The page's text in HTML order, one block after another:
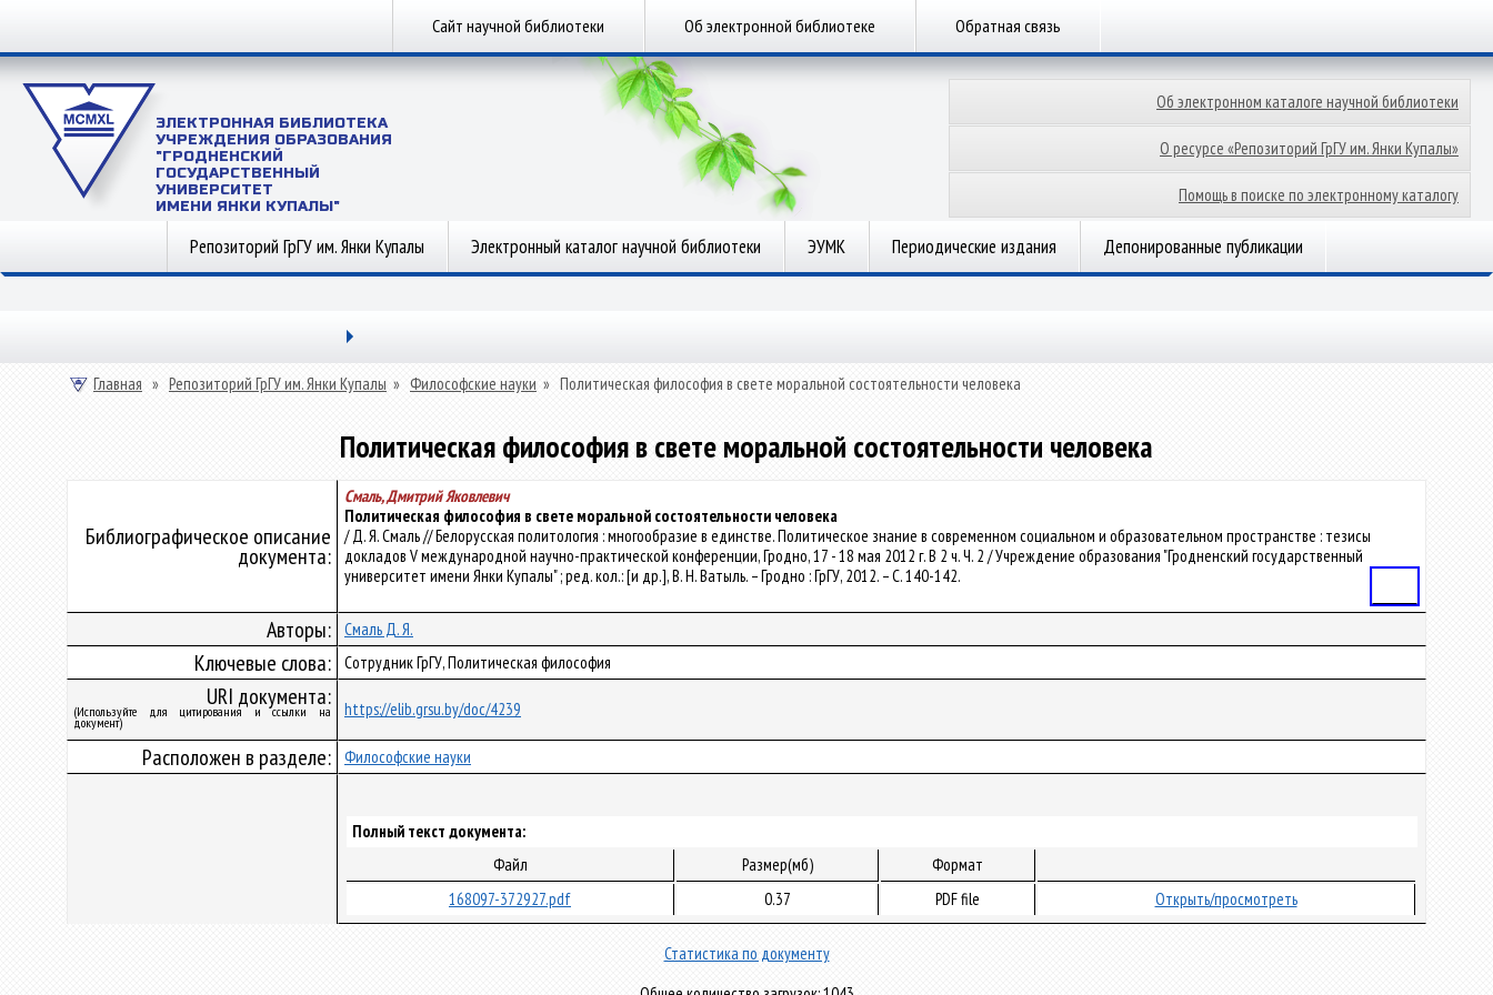
Сайт научной библиотеки Об электронной библиотеке Обратная связь
ЭЛЕКТРОННАЯ БИБЛИОТЕКА
УЧРЕЖДЕНИЯ ОБРАЗОВАНИЯ
"ГРОДНЕНСКИЙ
ГОСУДАРСТВЕННЫЙ
УНИВЕРСИТЕТ
ИМЕНИ ЯНКИ КУПАЛЫ"
Об электронном каталоге научной библиотеки
О ресурсе «Репозиторий ГрГУ им. Янки Купалы»
Помощь в поиске по электронному каталогу
Репозиторий ГрГУ им. Янки Купалы Электронный каталог научной библиотеки ЭУМК Периодические издания Депонированные публикации
Главная » Репозиторий ГрГУ им. Янки Купалы » Философские науки » Политическая философия в свете моральной состоятельности человека
Политическая философия в свете моральной состоятельности человека
Библиографическое описание
документа:
Смаль, Дмитрий Яковлевич
Политическая философия в свете моральной состоятельности человека
/ Д. Я. Смаль // Белорусская политология : многообразие в единстве. Политическое знание в современном социальном и образовательном пространстве : тезисы
докладов V международной научно-практической конференции, Гродно, 17 - 18 мая 2012 г. В 2 ч. Ч. 2 / Учреждение образования "Гродненский государственный
университет имени Янки Купалы" ; ред. кол.: [и др.], В. Н. Ватыль. – Гродно : ГрГУ, 2012. – С. 140-142.
Авторы: Смаль Д. Я.
Ключевые слова: Сотрудник ГрГУ, Политическая философия
URI документа:
(Используйте для цитирования и ссылки на
документ)
https://elib.grsu.by/doc/4239
Расположен в разделе: Философские науки
Полный текст документа:
Файл
Размер(мб)
Формат
168097-372927.pdf
0.37 PDF file Открыть/просмотреть
Статистика по документу